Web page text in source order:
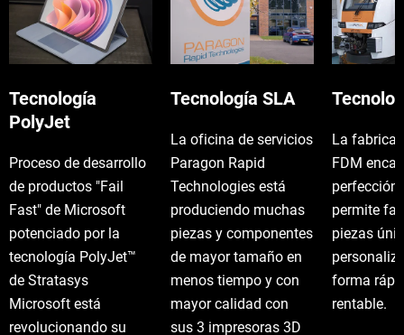
Tecnología
PolyJet
Proceso de desarrollo
de productos "Fail
Fast" de Microsoft
potenciado por la
tecnología PolyJet™
de Stratasys
Microsoft está
revolucionando su
Tecnología SLA
La oficina de servicios
Paragon Rapid
Technologies está
produciendo muchas
piezas y componentes
de mayor tamaño en
menos tiempo y con
mayor calidad con
sus 3 impresoras 3D
La
FDM
permite
piezas
forma
rentable.